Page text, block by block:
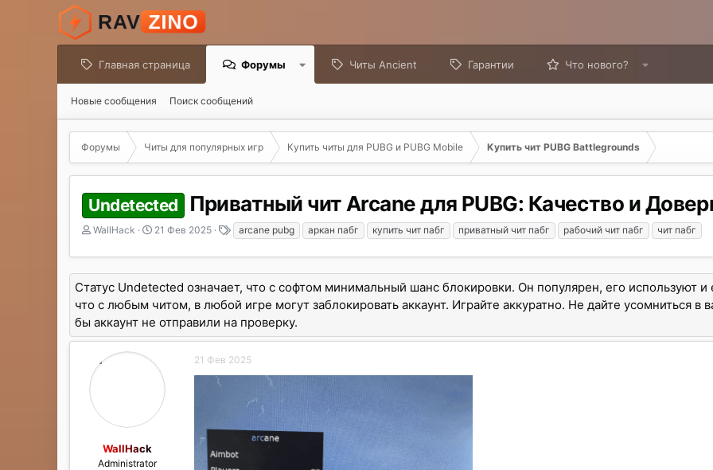
Главная страница Форумы Читы Ancient Гарантии Что нового?
Новые сообщения Поиск сообщений
Форумы Читы для популярных игр Купить читы для PUBG и PUBG Mobile Купить чит PUBG Battlegrounds
Undetected Приватный чит Arcane для PUBG: Качество и
А
т
о
р
т
м
ы
WallHack
Д
т
а
н
а
а
л
21 Фев 2025
е
г
и
arcane pubg аркан пабг купить чит пабг приватный чит пабг рабочий чит пабг чит пабг
Статус Undetected означает, что с софтом минимальный шанс блокировки. Он популярен, его используют
что с любым читом, в любой игре могут заблокировать аккаунт. Играйте аккуратно. Не дайте усомниться в
бы аккаунт не отправили на проверку.
WallHack
Administrator
21 Фев 2025